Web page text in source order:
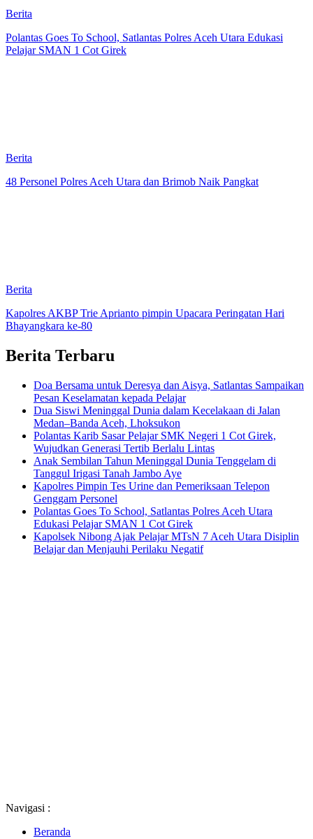
Berita
Polantas Goes To School, Satlantas Polres Aceh Utara Edukasi
Pelajar SMAN 1 Cot Girek
Berita
48 Personel Polres Aceh Utara dan Brimob Naik Pangkat
Berita
Kapolres AKBP Trie Aprianto pimpin Upacara Peringatan Hari
Bhayangkara ke-80
Berita Terbaru
Doa Bersama untuk Deresya dan Aisya, Satlantas Sampaikan
Pesan Keselamatan kepada Pelajar
Dua Siswi Meninggal Dunia dalam Kecelakaan di Jalan
Medan–Banda Aceh, Lhoksukon
Polantas Karib Sasar Pelajar SMK Negeri 1 Cot Girek,
Wujudkan Generasi Tertib Berlalu Lintas
Anak Sembilan Tahun Meninggal Dunia Tenggelam di
Tanggul Irigasi Tanah Jambo Aye
Kapolres Pimpin Tes Urine dan Pemeriksaan Telepon
Genggam Personel
Polantas Goes To School, Satlantas Polres Aceh Utara
Edukasi Pelajar SMAN 1 Cot Girek
Kapolsek Nibong Ajak Pelajar MTsN 7 Aceh Utara Disiplin
Belajar dan Menjauhi Perilaku Negatif
Navigasi :
Beranda